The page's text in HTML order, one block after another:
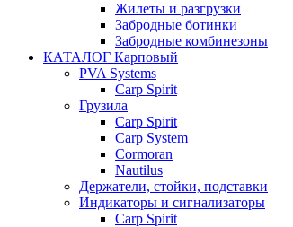
Жилеты и разгрузки
Забродные ботинки
Забродные комбинезоны
КАТАЛОГ Карповый
PVA Systems
Carp Spirit
Грузила
Carp Spirit
Carp System
Cormoran
Nautilus
Держатели, стойки, подставки
Индикаторы и сигнализаторы
Carp Spirit